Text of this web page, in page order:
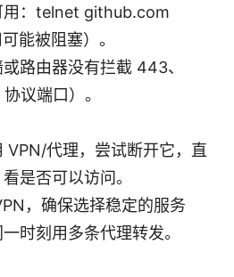
用：telnet github.com
能被阻塞）。
路由器没有拦截 443、
议端口）。
VPN/代理，尝试断开它，直
是否可以访问。
，确保选择稳定的服务
时刻用多条代理转发。